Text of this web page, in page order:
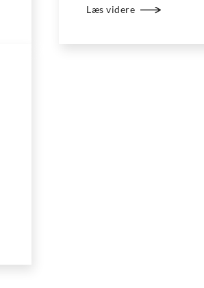
Læs videre